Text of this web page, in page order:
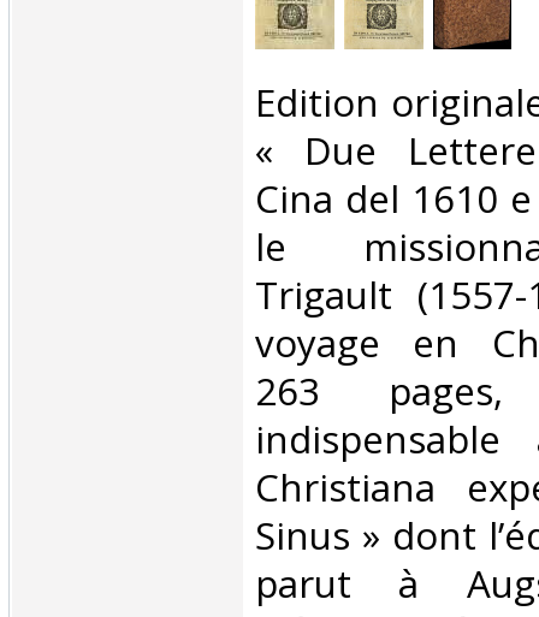
‎Edition
« Due
Cina del 1610
le
Trigault
voyage en
263 pages,
Christiana
Sinus » dont
parut à